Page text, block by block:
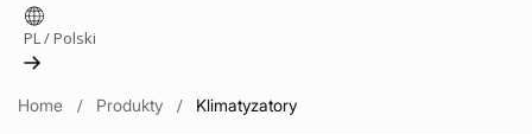
PL/Polski
Home Produkty Klimatyzatory